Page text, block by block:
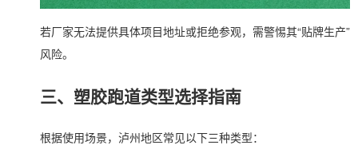
若厂家无法提供具体项目地址或拒绝参观，需警惕其“贴牌生产”
风险。
三、塑胶跑道类型选择指南
根据使用场景，泸州地区常见以下三种类型：